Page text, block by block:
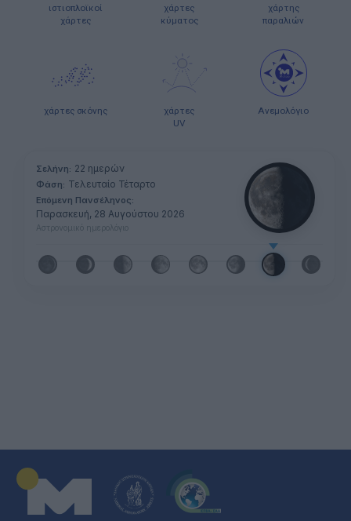
ιστιοπλοϊκοί
χάρτες
χάρτες
κύματος
χάρτης
παραλιών
χάρτες σκόνης
χάρτες
UV
Ανεμολόγιο
Σελήνη: 22 ημερών
Φάση: Τελευταίο Τέταρτο
Επόμενη Πανσέληνος:
Παρασκευή, 28 Αυγούστου 2026
Αστρονομικό ημερολόγιο